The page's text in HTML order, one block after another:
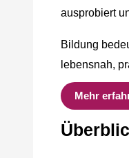
ausprobiert
Bildung
lebensnah,
Mehr